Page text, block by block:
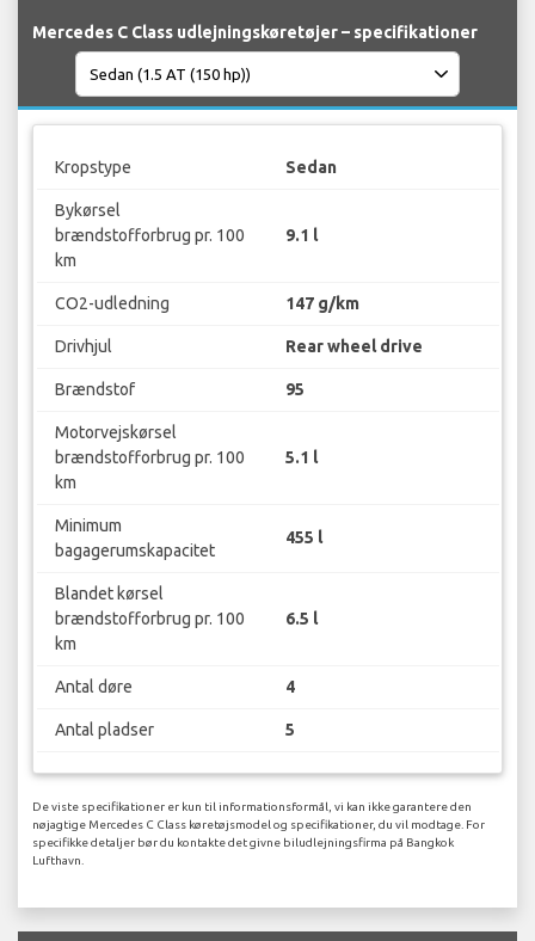
Mercedes C Class udlejningskøretøjer – specifikationer
Kropstype Sedan
Bykørsel
brændstofforbrug pr. 100
km
9.1 l
CO2-udledning 147 g/km
Drivhjul Rear wheel drive
Brændstof 95
Motorvejskørsel
brændstofforbrug pr. 100
km
5.1 l
Minimum
bagagerumskapacitet
455 l
Blandet kørsel
brændstofforbrug pr. 100
km
6.5 l
Antal døre 4
Antal pladser 5
De viste specifikationer er kun til informationsformål, vi kan ikke garantere den
nøjagtige Mercedes C Class køretøjsmodel og specifikationer, du vil modtage. For
specifikke detaljer bør du kontakte det givne biludlejningsfirma på Bangkok
Lufthavn.